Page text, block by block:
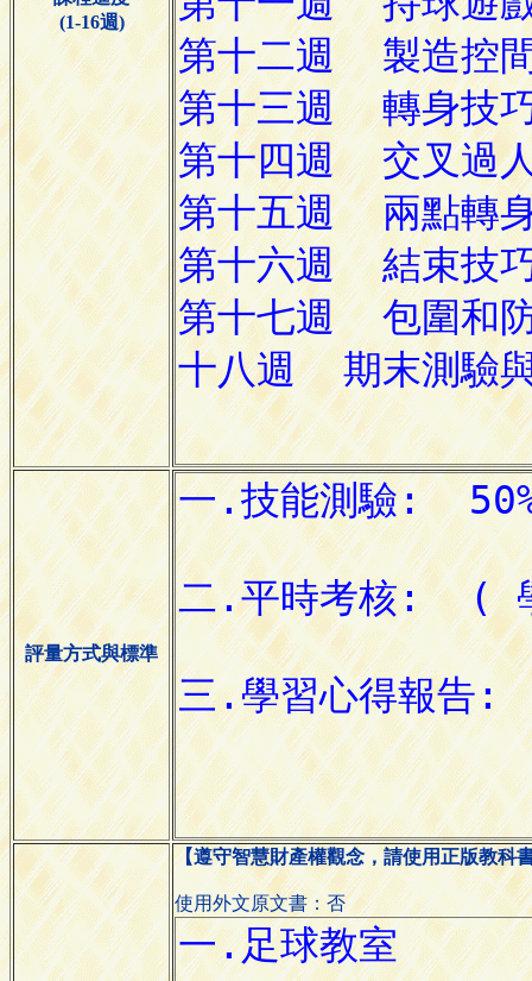
(1-16週)
評量方式與標準
【遵守智慧財產權觀念，請使用正版教科
使用外文原文書：否